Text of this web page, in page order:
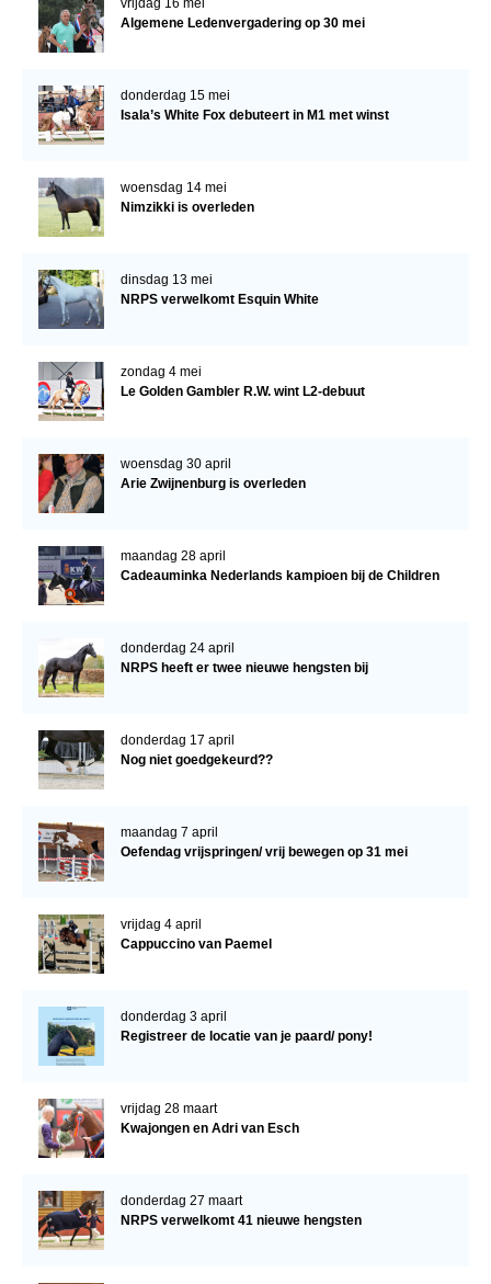
vrijdag 16 mei
Algemene Ledenvergadering op 30 mei
donderdag 15 mei
Isala’s White Fox debuteert in M1 met winst
woensdag 14 mei
Nimzikki is overleden
dinsdag 13 mei
NRPS verwelkomt Esquin White
zondag 4 mei
Le Golden Gambler R.W. wint L2-debuut
woensdag 30 april
Arie Zwijnenburg is overleden
maandag 28 april
Cadeauminka Nederlands kampioen bij de Children
donderdag 24 april
NRPS heeft er twee nieuwe hengsten bij
donderdag 17 april
Nog niet goedgekeurd??
maandag 7 april
Oefendag vrijspringen/ vrij bewegen op 31 mei
vrijdag 4 april
Cappuccino van Paemel
donderdag 3 april
Registreer de locatie van je paard/ pony!
vrijdag 28 maart
Kwajongen en Adri van Esch
donderdag 27 maart
NRPS verwelkomt 41 nieuwe hengsten